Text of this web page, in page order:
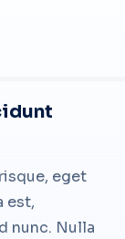
eget
est,
nunc. Nulla